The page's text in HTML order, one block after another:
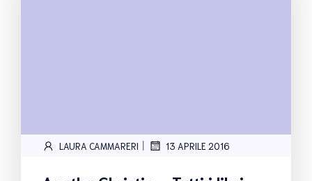
LAURA CAMMARERI | 13 APRILE 2016